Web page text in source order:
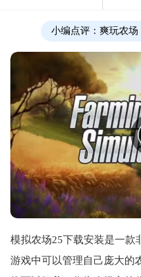
小编点评： 爽玩农场，
模拟农场25下载安装是一款
游戏中可以管理自己庞大的